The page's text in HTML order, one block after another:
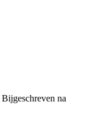
Bijgeschreven na